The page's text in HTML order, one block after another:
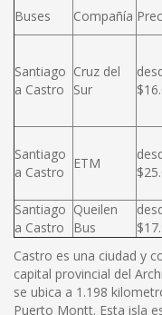
Buses Compañía
Santiago
a Castro
Cruz del
Sur
Santiago
a Castro
ETM
Santiago
a Castro
Queilen
Bus
Castro es una ciudad y
capital provincial del
se ubica a 1.198
Puerto Montt. Esta isla